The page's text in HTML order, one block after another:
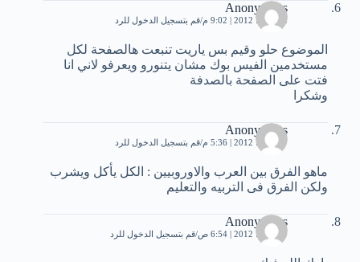
Anonymous
28 يونيو، 2012 | 9:02 م قم بتسجيل الدخول للرد
الموضوع حلو وقيم بس ياريت تنبعت هالصفحة لكل
مستخدمين الفيس بوك مشان يتنورو ويعرفو لاني انا
فتت على الصفحة بالصدفة
وشكرا
Anonymous
27 يوليو، 2012 | 5:36 م قم بتسجيل الدخول للرد
ماهو الفرق بين العرب والاوروبيين : الكل يأكل ويشرب
ولكن الفرق فى التربيه والتعليم
Anonymous
29 يوليو، 2012 | 6:54 ص قم بتسجيل الدخول للرد